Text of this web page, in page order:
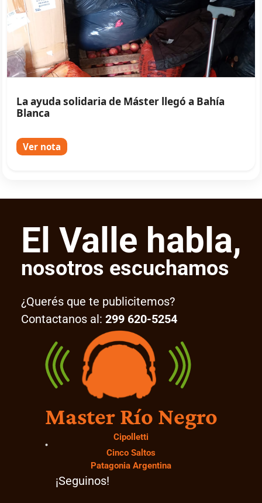
La ayuda solidaria de Máster llegó a Bahía
Blanca
Ver nota
El Valle habla,
nosotros escuchamos
¿Querés que te publicitemos?
Contactanos al: 299 620-5254
Master Río Negro
Cipolletti
Cinco Saltos
Patagonia Argentina
¡Seguinos!